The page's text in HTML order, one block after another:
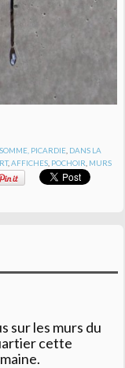
PICARDIE, DANS LA
,AFFICHES POCHOIR MURS
sur les murs du
cette